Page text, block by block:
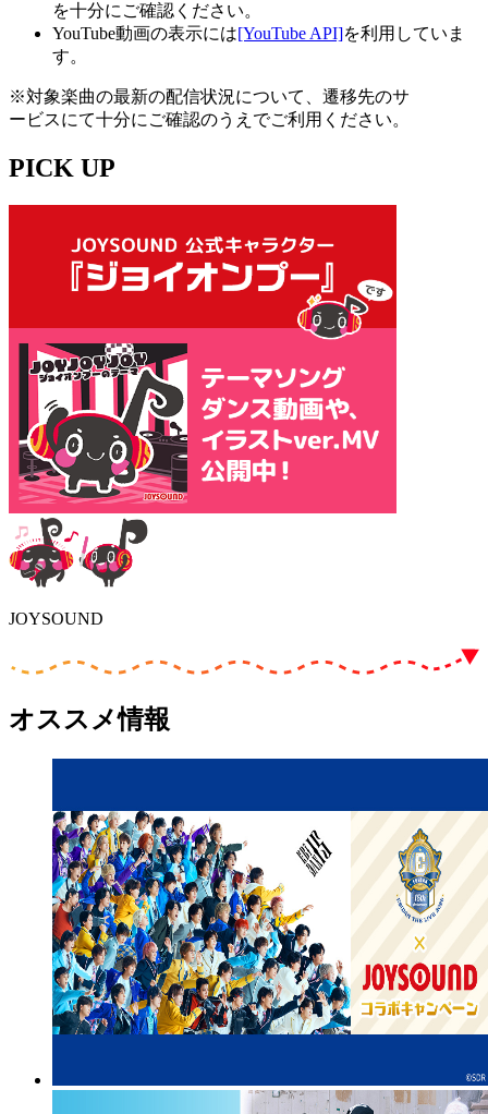
を十分にご確認ください。
YouTube動画の表示には[YouTube API]を利用していま
す。
※対象楽曲の最新の配信状況について、遷移先のサ
ービスにて十分にご確認のうえでご利用ください。
PICK UP
JOYSOUND
オススメ情報